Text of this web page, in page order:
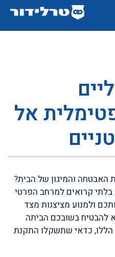
אל
והמיגון של הבית?
בלתי קרואים למרחב הפרטי
ולמנוע מציצנות מצד
להבטיח בשובכם הביתה
הללו, כדאי שתשקלו התקנת